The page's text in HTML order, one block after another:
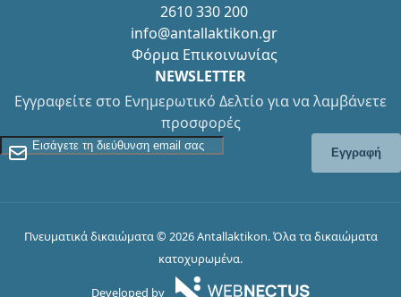
2610 330 200
info@antallaktikon.gr
Φόρμα Επικοινωνίας
NEWSLETTER
Εγγραφείτε στο Ενημερωτικό Δελτίο για να λαμβάνετε
προσφορές
Εγγραφείτε στο Newsletter
Εγγραφή
Πνευματικά δικαιώματα © 2026 Antallaktikon. Όλα τα δικαιώματα
κατοχυρωμένα.
Developed by